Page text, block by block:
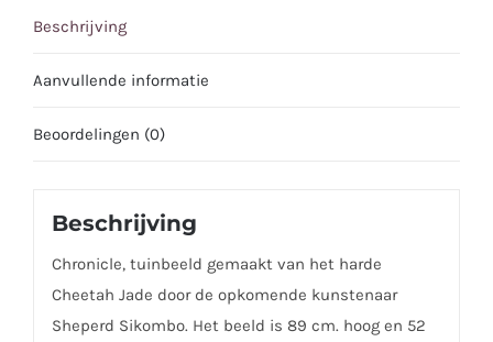
Beschrijving
Aanvullende informatie
Beoordelingen (0)
Beschrijving
Chronicle, tuinbeeld gemaakt van het harde
Cheetah Jade door de opkomende kunstenaar
Sheperd Sikombo. Het beeld is 89 cm. hoog en 52